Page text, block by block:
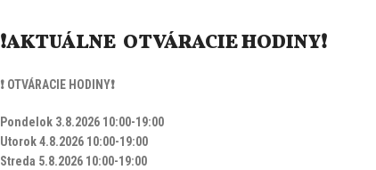
❗AKTUÁLNE OTVÁRACIE HODINY❗️
❗ OTVÁRACIE HODINY❗️
Pondelok 3.8.2026 10:00-19:00
Utorok 4.8.2026 10:00-19:00
Streda 5.8.2026 10:00-19:00